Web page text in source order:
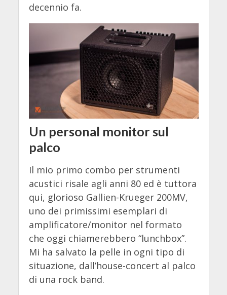
decennio fa.
Un personal monitor sul
palco
Il mio primo combo per strumenti
acustici risale agli anni 80 ed è tuttora
qui, glorioso Gallien-Krueger 200MV,
uno dei primissimi esemplari di
amplificatore/monitor nel formato
che oggi chiamerebbero “lunchbox”.
Mi ha salvato la pelle in ogni tipo di
situazione, dall’house-concert al palco
di una rock band.